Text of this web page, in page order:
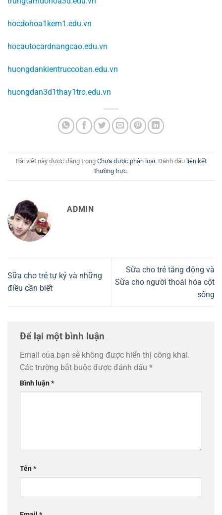
hocdohoa1kem1.edu.vn
hocautocardnangcao.edu.vn
huongdankientruccoban.edu.vn
huongdan3d1thay1tro.edu.vn
Bài viết này được đăng trong Chưa được phân loại. Đánh dấu liên kết
thường trực.
ADMIN
Sữa cho trẻ tự kỷ và những
điều cần biết
Sữa cho trẻ tăng động và
Sữa cho người thoái hóa cột
sống
Để lại một bình luận
Email của bạn sẽ không được hiển thị công khai.
Các trường bắt buộc được đánh dấu *
Bình luận*
Tên*